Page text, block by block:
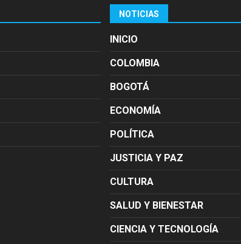
NOTICIAS
INICIO
COLOMBIA
BOGOTÁ
ECONOMÍA
POLÍTICA
JUSTICIA Y PAZ
CULTURA
SALUD Y BIENESTAR
CIENCIA Y TECNOLOGÍA